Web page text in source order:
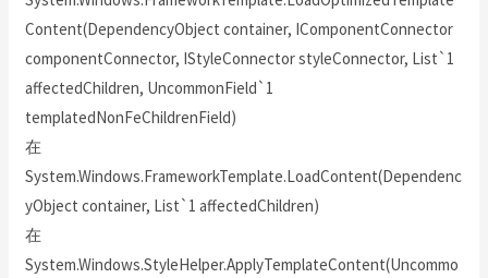
Content(DependencyObject container, IComponentConnector
componentConnector, IStyleConnector styleConnector, List`1
affectedChildren, UncommonField`1
templatedNonFeChildrenField)
在
System.Windows.FrameworkTemplate.LoadContent(Dependenc
yObject container, List`1 affectedChildren)
在
System.Windows.StyleHelper.ApplyTemplateContent(Uncommo